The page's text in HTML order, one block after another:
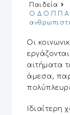
Παιδεία
Ο
Οι
αιτήματα
άμεσα,
Ιδιαίτερη